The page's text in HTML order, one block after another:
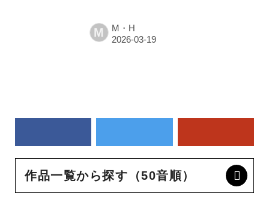
M M・H
作品一覧から探す（50音順）